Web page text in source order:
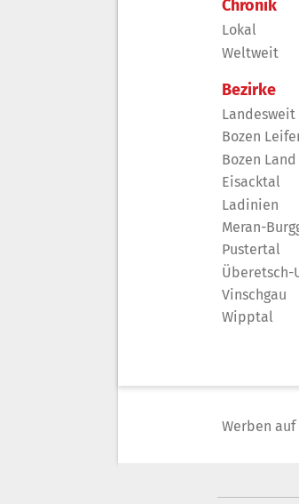
Chronik
Lokal
Weltweit
Bezirke
Landesweit
Bozen
Bozen Land
Eisacktal
Ladinien
Meran-
Pustertal
Überetsch-
Vinschgau
Wipptal
Werben auf